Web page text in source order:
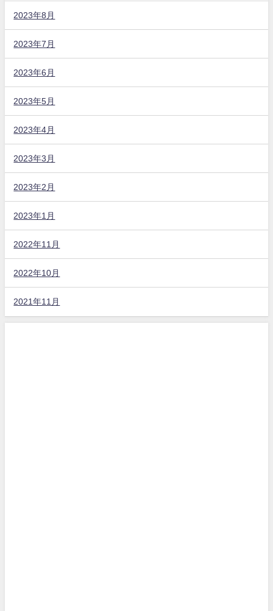
2023年8月
2023年7月
2023年6月
2023年5月
2023年4月
2023年3月
2023年2月
2023年1月
2022年11月
2022年10月
2021年11月